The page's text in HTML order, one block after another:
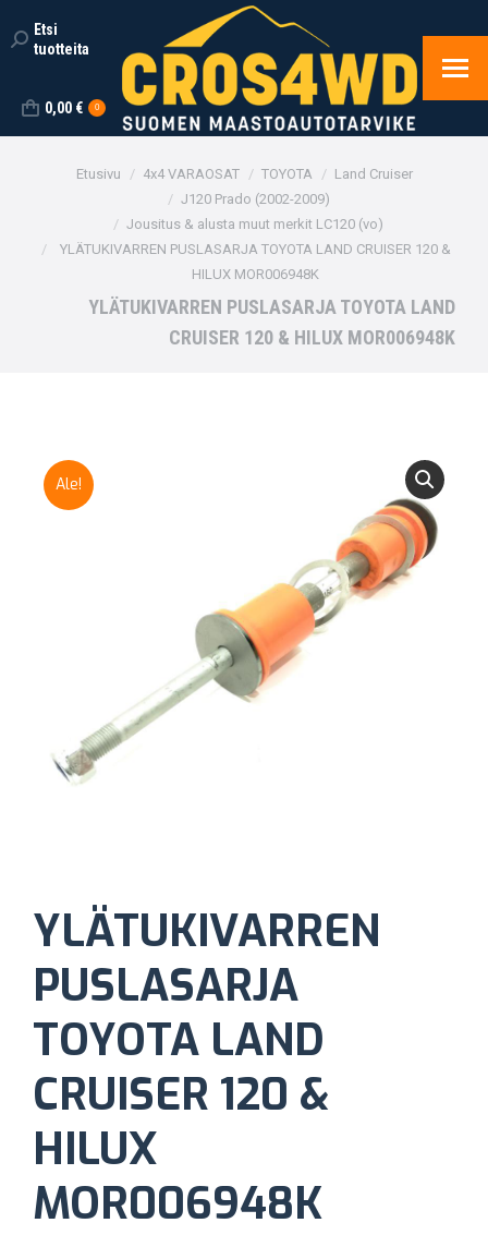
Search:
Etsi
tuotteita
0,00 € 0
You are here:
Etusivu 4x4 VARAOSAT TOYOTA
Land Cruiser
J120 Prado (2002-2009)
Jousitus & alusta muut merkit LC120 (vo)
YLÄTUKIVARREN PUSLASARJA TOYOTA LAND CRUISER 120 &
HILUX MOR006948K
YLÄTUKIVARREN PUSLASARJA TOYOTA LAND
CRUISER 120 & HILUX MOR006948K
Ale!
YLÄTUKIVARREN
PUSLASARJA
TOYOTA LAND
CRUISER 120 &
HILUX
MOR006948K